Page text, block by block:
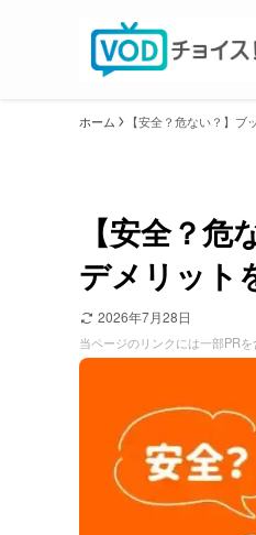
ホーム 【安全？危ない？】
【安全？
デメリット
2026年7月28日
当ページのリンクには一部PRを